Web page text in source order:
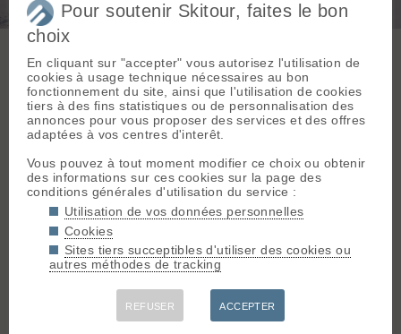
Solitude à la dent du Pra
Massif :Belledonne
Départ :Rivier
Topo associé :
Dent du Pra, Versant
sud
Dent du Pra (2623
m)
Orientation :
Sortie dujeudi 27 novembre
2025
Conditions nivologiques,
accès & météo
Météo/températures : beau et froid
(-5 à 8h au parking)
Conditions d'accès/altitude du
Altitude de chaussage/déchaussage
Pour soutenir Skitour, faites le bon
choix
En cliquant sur "accepter" vous autorisez l'utilisation de
cookies à usage technique nécessaires au bon
fonctionnement du site, ainsi que l'utilisation de cookies
tiers à des fins statistiques ou de personnalisation des
annonces pour vous proposer des services et des offres
adaptées à vos centres d'interêt.
Vous pouvez à tout moment modifier ce choix ou obtenir
des informations sur ces cookies sur la page des
conditions générales d'utilisation du service :
Utilisation de vos données personnelles
Cookies
Sites tiers succeptibles d'utiliser des cookies ou
autres méthodes de tracking
REFUSER ACCEPTER